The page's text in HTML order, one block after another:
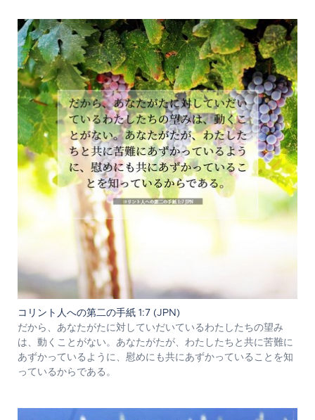
コリント人への第二の手紙 1:7 (JPN)
だから、あなたがたに対していだいているわたしたちの望み
は、動くことがない。あなたがたが、わたしたちと共に苦難に
あずかっているように、慰めにも共にあずかっていることを知
っているからである。